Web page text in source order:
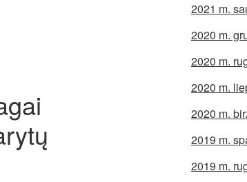
2021 m.
2020 m.
2020 m.
2020 m.
2020 m.
2019 m.
2019 m.